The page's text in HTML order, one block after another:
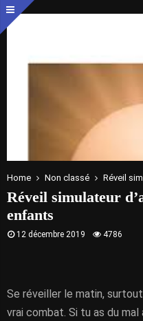
Home Non classé Réveil
Réveil simulateur
enfants
12 décembre 2019 4786
Se réveiller le matin,
vrai combat. Si tu as du